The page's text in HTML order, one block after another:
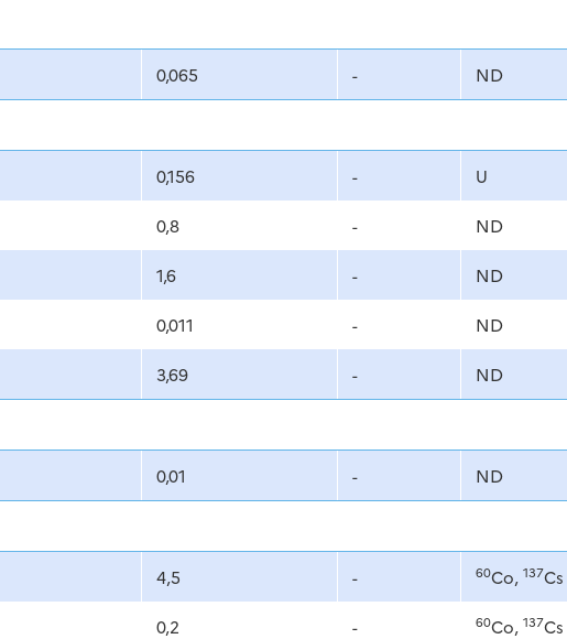
0,065 - ND
0,156 - U
0,8 - ND
1,6 - ND
0,011 - ND
3,69 - ND
0,01 - ND
4,5 - 60Co, 137Cs
0,2 - 60Co, 137Cs